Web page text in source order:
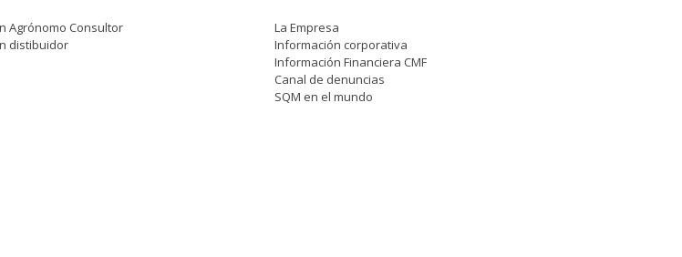
Agrónomo Consultor
distibuidor
La Empresa
Información corporativa
Información Financiera CMF
Canal de denuncias
SQM en el mundo